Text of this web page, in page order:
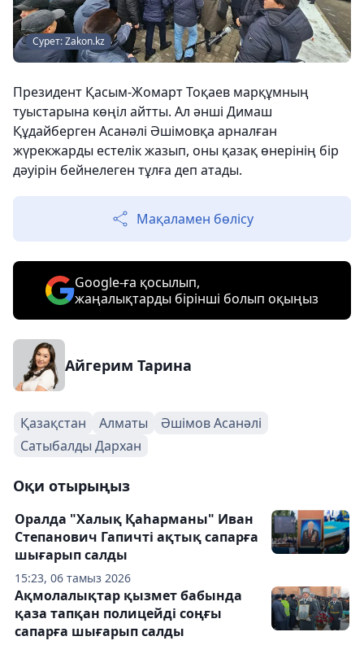
Сурет: Zakon.kz
Президент Қасым-Жомарт Тоқаев марқұмның
туыстарына көңіл айтты. Ал әнші Димаш
Құдайберген Асанәлі Әшімовқа арналған
жүрекжарды естелік жазып, оны қазақ өнерінің бір
дәуірін бейнелеген тұлға деп атады.
Мақаламен бөлісу
Google-ға қосылып,
жаңалықтарды бірінші болып оқыңыз
Айгерим Тарина
Қазақстан Алматы
Әшімов Асанәлі
Сатыбалды Дархан
Оқи отырыңыз
15:23, 06 тамыз 2026
Оралда "Халық Қаһарманы" Иван
Степанович Гапичті ақтық сапарға
шығарып салды
Ақмолалықтар қызмет бабында
қаза тапқан полицейді соңғы
сапарға шығарып салды